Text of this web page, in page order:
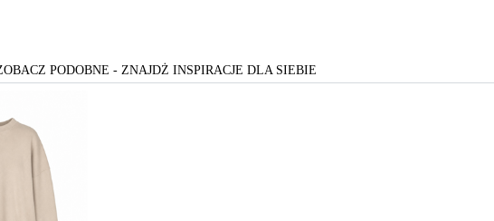
PODOBNE - ZNAJDŻ INSPIRACJE DLA SIEBIE